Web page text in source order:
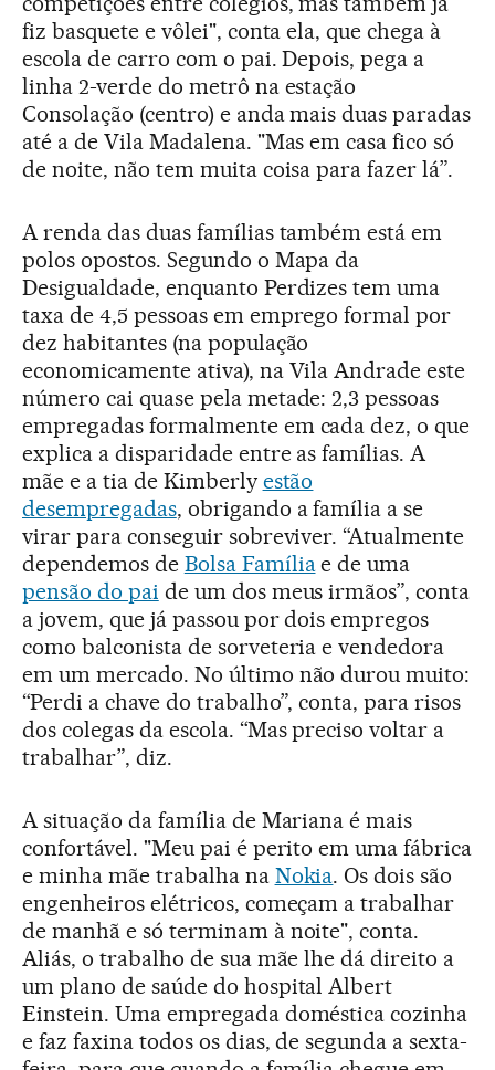
fiz basquete e vôlei", conta ela, que chega à
escola de carro com o pai. Depois, pega a
linha 2-verde do metrô na estação
Consolação (centro) e anda mais duas paradas
até a de Vila Madalena. "Mas em casa fico só
de noite, não tem muita coisa para fazer lá”.
A renda das duas famílias também está em
polos opostos. Segundo o Mapa da
Desigualdade, enquanto Perdizes tem uma
taxa de 4,5 pessoas em emprego formal por
dez habitantes (na população
economicamente ativa), na Vila Andrade este
número cai quase pela metade: 2,3 pessoas
empregadas formalmente em cada dez, o que
explica a disparidade entre as famílias. A
mãe e a tia de Kimberly estão
desempregadas, obrigando a família a se
virar para conseguir sobreviver. “Atualmente
dependemos de Bolsa Famíliae de uma
pensão do pai de um dos meus irmãos”, conta
a jovem, que já passou por dois empregos
como balconista de sorveteria e vendedora
em um mercado. No último não durou muito:
“Perdi a chave do trabalho”, conta, para risos
dos colegas da escola. “Mas preciso voltar a
trabalhar”, diz.
A situação da família de Mariana é mais
confortável. "Meu pai é perito em uma fábrica
e minha mãe trabalha na Nokia. Os dois são
engenheiros elétricos, começam a trabalhar
de manhã e só terminam à noite", conta.
Aliás, o trabalho de sua mãe lhe dá direito a
um plano de saúde do hospital Albert
Einstein. Uma empregada doméstica cozinha
e faz faxina todos os dias, de segunda a sexta-